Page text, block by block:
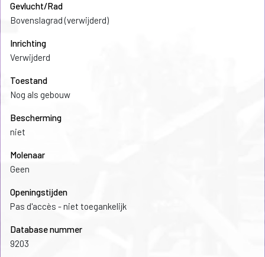
Gevlucht/Rad
Bovenslagrad (verwijderd)
Inrichting
Verwijderd
Toestand
Nog als gebouw
Bescherming
niet
Molenaar
Geen
Openingstijden
Pas d'accès - niet toegankelijk
Database nummer
9203